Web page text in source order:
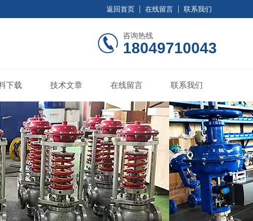
返回首页 在线留言 联系我们
咨询热线
18049710043
下载 技术文章 在线留言 联系我们